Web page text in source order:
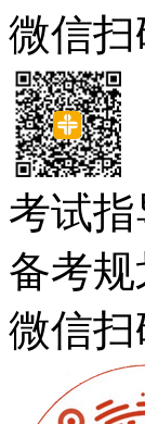
微信
考试
备考
微信